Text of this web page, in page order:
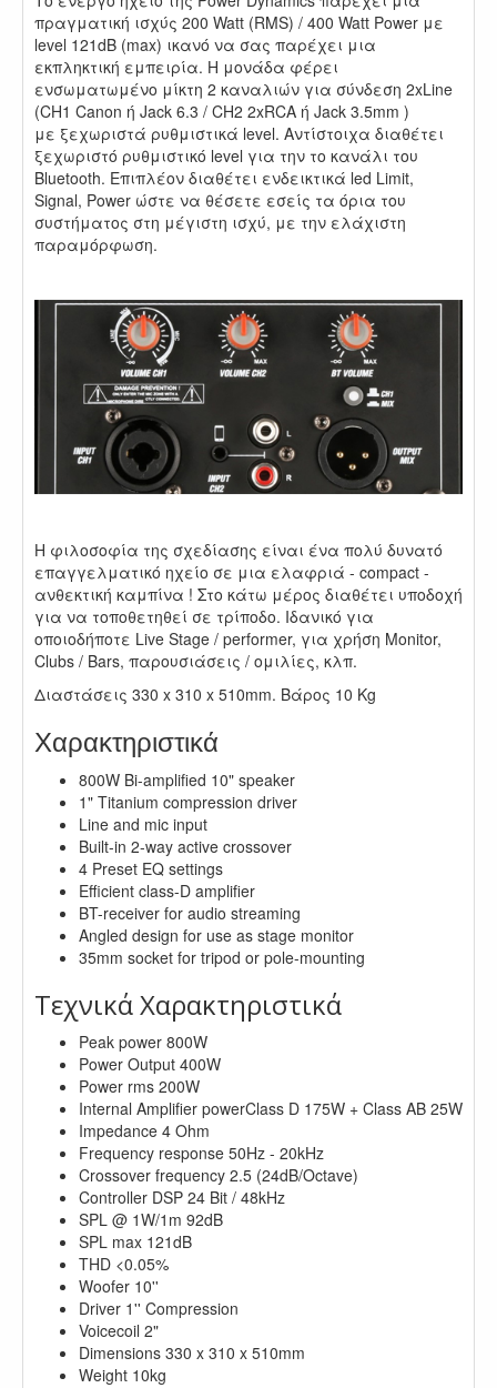
πραγματική ισχύς 200 Watt (RMS) / 400 Watt Power με
level 121dB (max) ικανό να σας παρέχει μια
εκπληκτική εμπειρία. Η μονάδα φέρει
ενσωματωμένο μίκτη 2 καναλιών για σύνδεση 2xLine
(CH1 Canon ή Jack 6.3 / CH2 2xRCA ή Jack 3.5mm )
με ξεχωριστά ρυθμιστικά level. Αντίστοιχα διαθέτει
ξεχωριστό ρυθμιστικό level για την το κανάλι του
Bluetooth. Επιπλέον διαθέτει ενδεικτικά led Limit,
Signal, Power ώστε να θέσετε εσείς τα όρια του
συστήματος στη μέγιστη ισχύ, με την ελάχιστη
παραμόρφωση.
Η φιλοσοφία της σχεδίασης είναι ένα πολύ δυνατό
επαγγελματικό ηχείο σε μια ελαφριά - compact -
ανθεκτική καμπίνα ! Στο κάτω μέρος διαθέτει υποδοχή
για να τοποθετηθεί σε τρίποδο. Ιδανικό για
οποιοδήποτε Live Stage / performer, για χρήση Monitor,
Clubs / Bars, παρουσιάσεις / ομιλίες, κλπ.
Διαστάσεις 330 x 310 x 510mm. Βάρος 10 Kg
Χαρακτηριστικά
800W Bi-amplified 10" speaker
1" Titanium compression driver
Line and mic input
Built-in 2-way active crossover
4 Preset EQ settings
Efficient class-D amplifier
BT-receiver for audio streaming
Angled design for use as stage monitor
35mm socket for tripod or pole-mounting
Τεχνικά Χαρακτηριστικά
Peak power 800W
Power Output 400W
Power rms 200W
Internal Amplifier powerClass D 175W + Class AB 25W
Impedance 4 Ohm
Frequency response 50Hz - 20kHz
Crossover frequency 2.5 (24dB/Octave)
Controller DSP 24 Bit / 48kHz
SPL @ 1W/1m 92dB
SPL max 121dB
THD <0.05%
Woofer 10''
Driver 1'' Compression
Voicecoil 2"
Dimensions 330 x 310 x 510mm
Weight 10kg